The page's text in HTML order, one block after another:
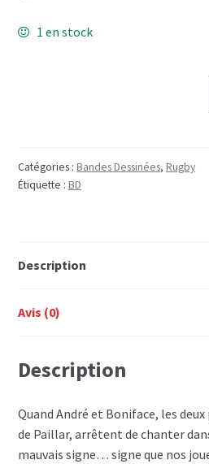
1 en stock
T.14
/
à
Catégories :Bandes Dessinées,Rugby
Étiquette :BD
Description
Avis (0)
Description
Quand André et Boniface, les
de Paillar, arrêtent de chanter
mauvais signe… signe que nos